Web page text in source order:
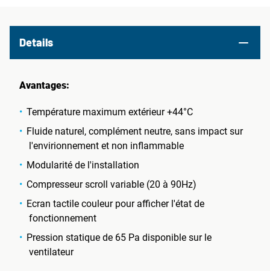
Details
Avantages:
Température maximum extérieur +44°C
Fluide naturel, complément neutre, sans impact sur
l'envirionnement et non inflammable
Modularité de l'installation
Compresseur scroll variable (20 à 90Hz)
Ecran tactile couleur pour afficher l'état de
fonctionnement
Pression statique de 65 Pa disponible sur le
ventilateur